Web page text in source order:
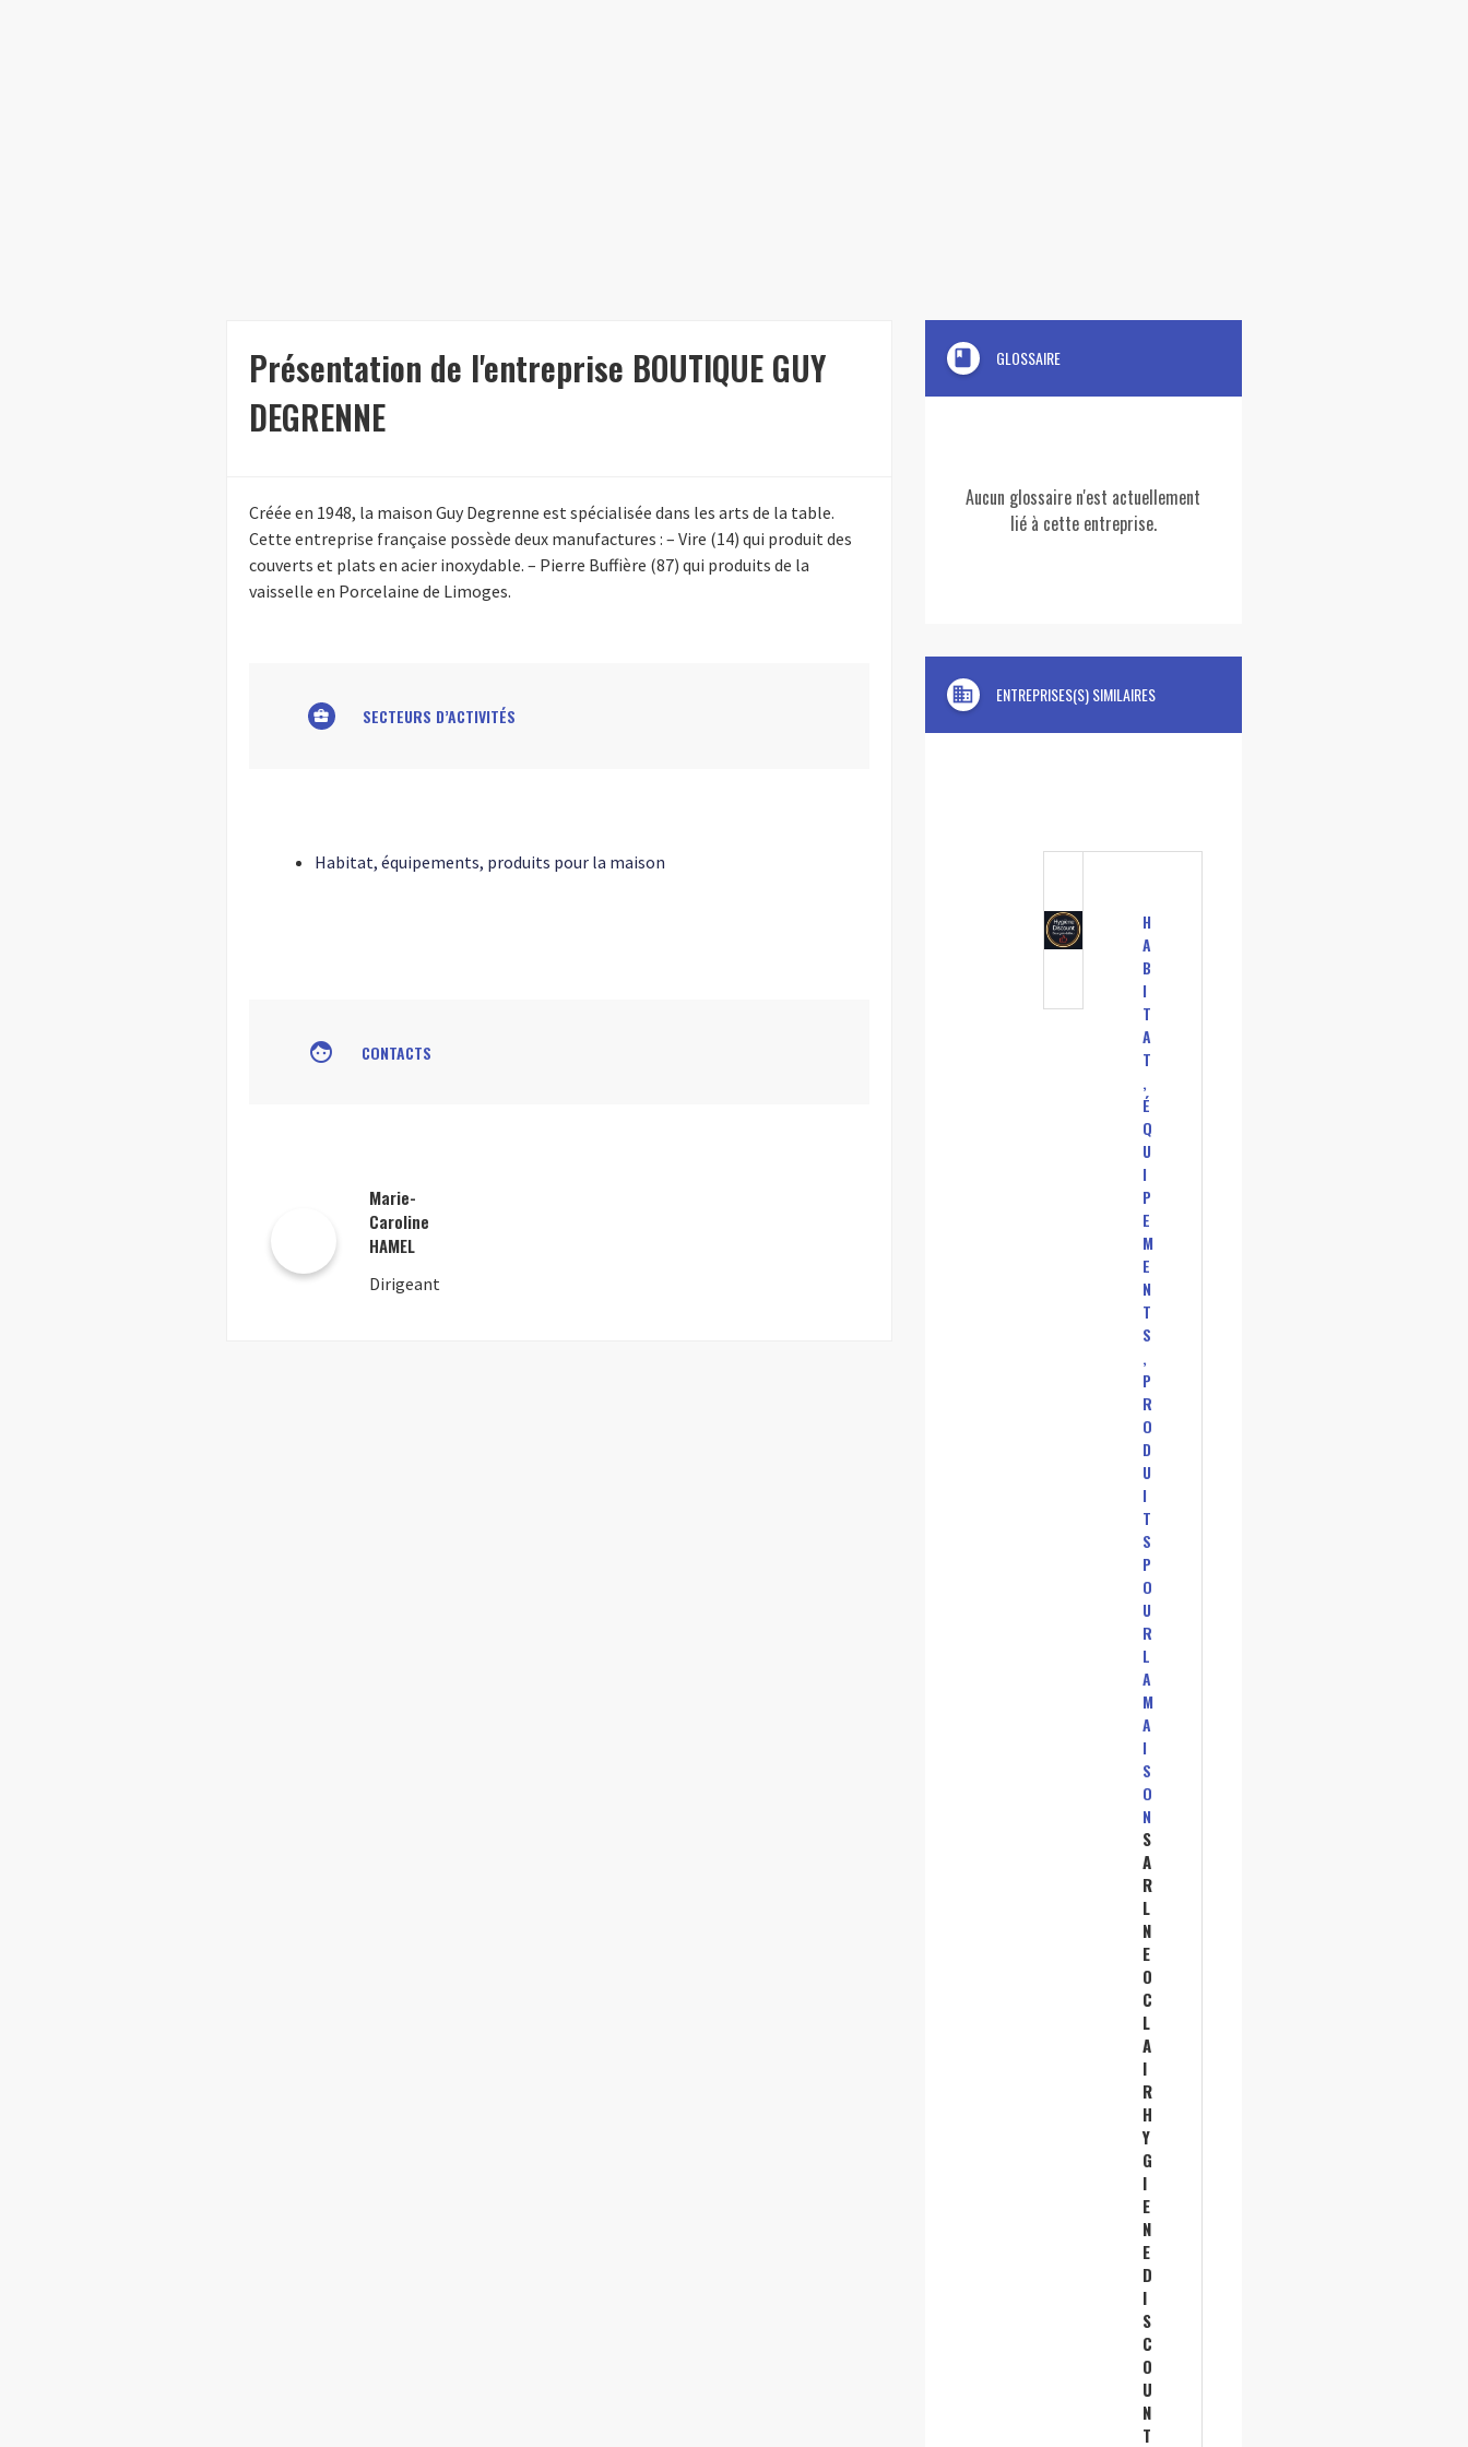
Présentation de l'entreprise BOUTIQUE GUY
DEGRENNE
Créée en 1948, la maison Guy Degrenne est spécialisée dans les arts de la table.
Cette entreprise française possède deux manufactures : – Vire (14) qui produit des
couverts et plats en acier inoxydable. – Pierre Buffière (87) qui produits de la
vaisselle en Porcelaine de Limoges.
business_center SECTEURS D’ACTIVITÉS
Habitat, équipements, produits pour la maison
face CONTACTS
Marie-
Caroline
HAMEL
Dirigeant
book GLOSSAIRE
Aucun glossaire n'est actuellement
lié à cette entreprise.
domain ENTREPRISES(S) SIMILAIRES
H
A
B
I
T
A
T
,
É
Q
U
I
P
E
M
E
N
T
S
,
P
R
O
D
U
I
T
S
P
O
U
R
L
A
M
A
I
S
O
N
S
A
R
L
N
E
O
C
L
A
I
R
H
Y
G
I
E
N
E
D
I
S
C
O
U
N
T